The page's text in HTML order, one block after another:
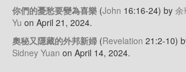
你們的憂愁要變為喜樂 (John 16:16-24) by 余
Yu on April 21, 2024.
奧秘又隱藏的外邦新婦 (Revelation 21:2-10)
Sidney Yuan on April 14, 2024.